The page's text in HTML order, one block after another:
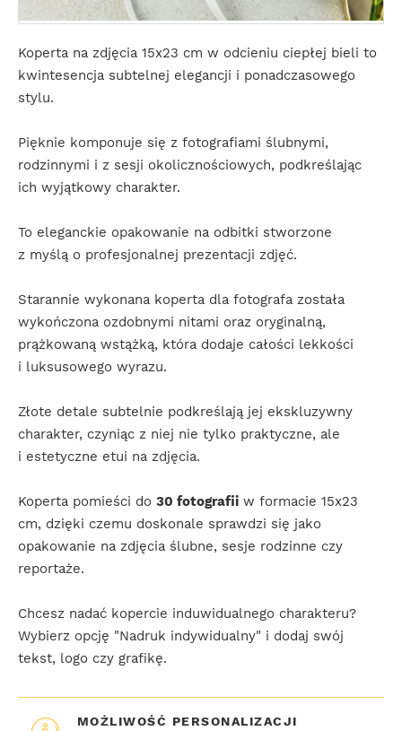
Koperta na zdjęcia 15x23 cm w odcieniu ciepłej bieli to
kwintesencja subtelnej elegancji i ponadczasowego
stylu.
Pięknie komponuje się z fotografiami ślubnymi,
rodzinnymi i z sesji okolicznościowych, podkreślając
ich wyjątkowy charakter.
To eleganckie opakowanie na odbitki stworzone
z myślą o profesjonalnej prezentacji zdjęć.
Starannie wykonana koperta dla fotografa została
wykończona ozdobnymi nitami oraz oryginalną,
prążkowaną wstążką, która dodaje całości lekkości
i luksusowego wyrazu.
Złote detale subtelnie podkreślają jej ekskluzywny
charakter, czyniąc z niej nie tylko praktyczne, ale
i estetyczne etui na zdjęcia.
Koperta pomieści do 30 fotografii w formacie 15x23
cm, dzięki czemu doskonale sprawdzi się jako
opakowanie na zdjęcia ślubne, sesje rodzinne czy
reportaże.
Chcesz nadać kopercie induwidualnego charakteru?
Wybierz opcję "Nadruk indywidualny" i dodaj swój
tekst, logo czy grafikę.
MOŻLIWOŚĆ PERSONALIZACJI